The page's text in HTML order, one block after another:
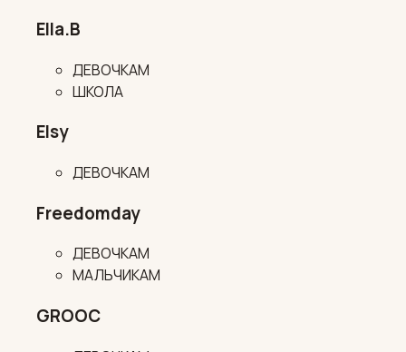
Ella.B
ДЕВОЧКАМ
ШКОЛА
Elsy
ДЕВОЧКАМ
Freedomday
ДЕВОЧКАМ
МАЛЬЧИКАМ
GROOC